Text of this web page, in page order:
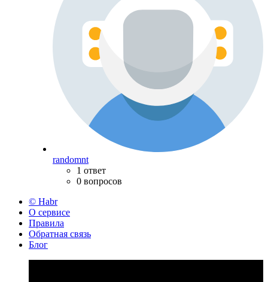
randomnt
1 ответ
0 вопросов
© Habr
О сервисе
Правила
Обратная связь
Блог